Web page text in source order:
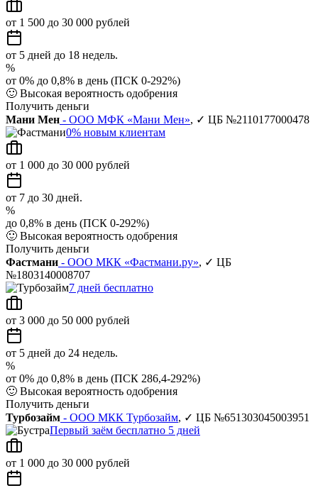
от 1 500 до 30 000 рублей
от 5 дней до 18 недель.
%
от 0% до 0,8% в день (ПСК 0-292%)
🙂 Высокая вероятность одобрения
Получить деньги
Мани Мен - ООО МФК «Мани Мен», ✓ ЦБ №2110177000478
0% новым клиентам
от 1 000 до 30 000 рублей
от 7 до 30 дней.
%
до 0,8% в день (ПСК 0-292%)
🙂 Высокая вероятность одобрения
Получить деньги
Фастмани - ООО МКК «Фастмани.ру», ✓ ЦБ
№1803140008707
7 дней бесплатно
от 3 000 до 50 000 рублей
от 5 дней до 24 недель.
%
от 0% до 0,8% в день (ПСК 286,4-292%)
🙂 Высокая вероятность одобрения
Получить деньги
Турбозайм - ООО МКК Турбозайм, ✓ ЦБ №651303045003951
Первый заём бесплатно 5 дней
от 1 000 до 30 000 рублей